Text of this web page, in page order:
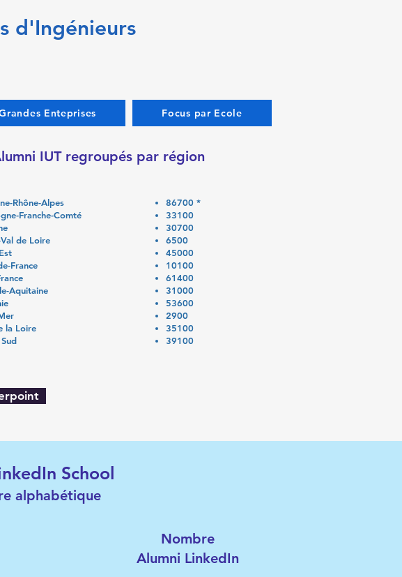
d'Ingénieurs
Enteprises Focus par Ecole
IUT regroupés par région
Rhône-Alpes
Franche-Comté
de Loire
France
Aquitaine
la Loire
86700 *
33100
30700
6500
45000
10100
61400
31000
53600
2900
35100
39100
School
alphabétique
Nombre
Alumni LinkedIn